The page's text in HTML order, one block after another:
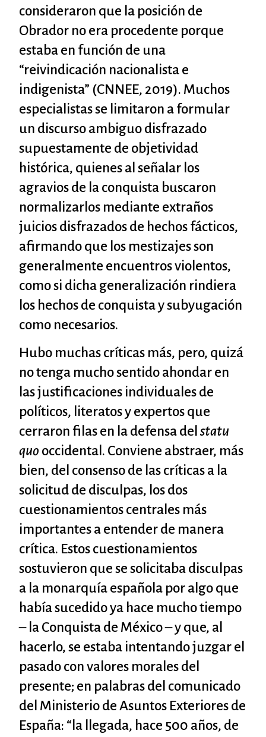
consideraron que la posición de
Obrador no era procedente porque
estaba en función de una
“reivindicación nacionalista e
indigenista” (CNNEE, 2019). Muchos
especialistas se limitaron a formular
un discurso ambiguo disfrazado
supuestamente de objetividad
histórica, quienes al señalar los
agravios de la conquista buscaron
normalizarlos mediante extraños
juicios disfrazados de hechos fácticos,
afirmando que los mestizajes son
generalmente encuentros violentos,
como si dicha generalización rindiera
los hechos de conquista y subyugación
como necesarios.
Hubo muchas críticas más, pero, quizá
no tenga mucho sentido ahondar en
las justificaciones individuales de
políticos, literatos y expertos que
cerraron filas en la defensa del statu
quo occidental. Conviene abstraer, más
bien, del consenso de las críticas a la
solicitud de disculpas, los dos
cuestionamientos centrales más
importantes a entender de manera
crítica. Estos cuestionamientos
sostuvieron que se solicitaba disculpas
a la monarquía española por algo que
había sucedido ya hace mucho tiempo
– la Conquista de México – y que, al
hacerlo, se estaba intentando juzgar el
pasado con valores morales del
presente; en palabras del comunicado
del Ministerio de Asuntos Exteriores de
España: “la llegada, hace 500 años, de